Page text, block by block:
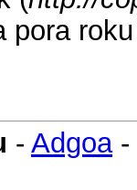
pora
- Adgoa-